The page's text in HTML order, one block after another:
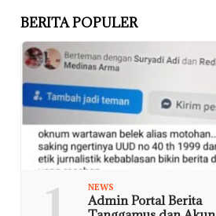
BERITA POPULER
NEWS
Admin Portal Berita